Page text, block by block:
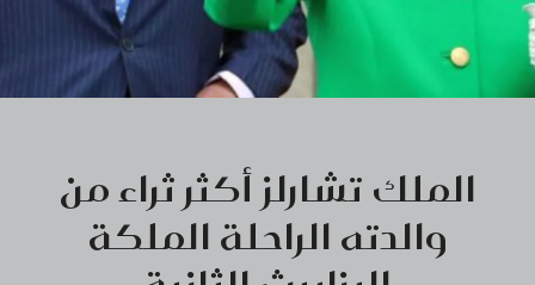
الملك تشارلز أكثر ثراء من
والدته الراحلة الملكة